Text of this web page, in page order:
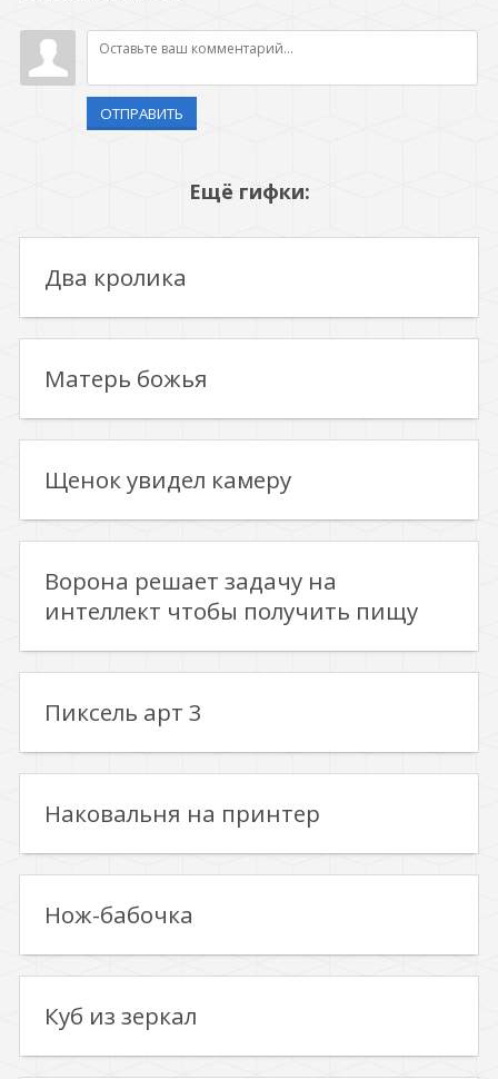
ОТПРАВИТЬ
Ещё гифки:
Два кролика
Матерь божья
Щенок увидел камеру
Ворона решает задачу на
интеллект чтобы получить пищу
Пиксель арт 3
Наковальня на принтер
Нож-бабочка
Куб из зеркал